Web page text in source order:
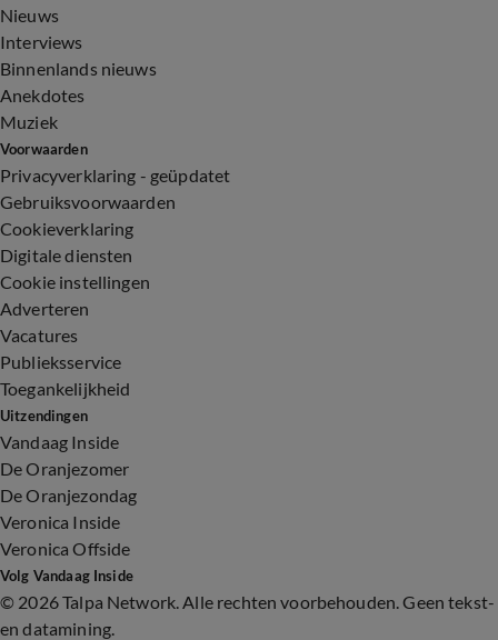
Nieuws
Interviews
Binnenlands nieuws
Anekdotes
Muziek
Voorwaarden
Privacyverklaring - geüpdatet
Gebruiksvoorwaarden
Cookieverklaring
Digitale diensten
Cookie instellingen
Adverteren
Vacatures
Publieksservice
Toegankelijkheid
Uitzendingen
Vandaag Inside
De Oranjezomer
De Oranjezondag
Veronica Inside
Veronica Offside
Volg Vandaag Inside
© 2026 Talpa Network. Alle rechten voorbehouden. Geen tekst-
en datamining.